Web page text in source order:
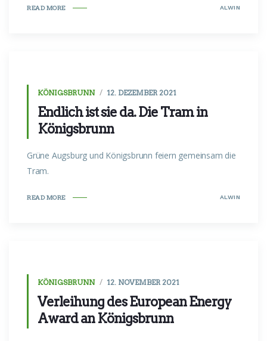
READ MORE ALWIN
KÖNIGSBRUNN 12. DEZEMBER 2021
Endlich ist sie da. Die Tram in
Königsbrunn
Grüne Augsburg und Königsbrunn feiern gemeinsam die
Tram.
READ MORE ALWIN
KÖNIGSBRUNN 12. NOVEMBER 2021
Verleihung des European Energy
Award an Königsbrunn